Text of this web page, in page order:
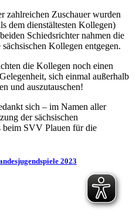
zahlreichen Zuschauer wurden
dem dienstältesten Kollegen)
Schiedsrichter nahmen die
Kollegen entgegen.
die Kollegen noch einen
sich einmal außerhalb
und auszutauschen!
sich – im Namen aller
der sächsischen
beim SVV Plauen für die
2023